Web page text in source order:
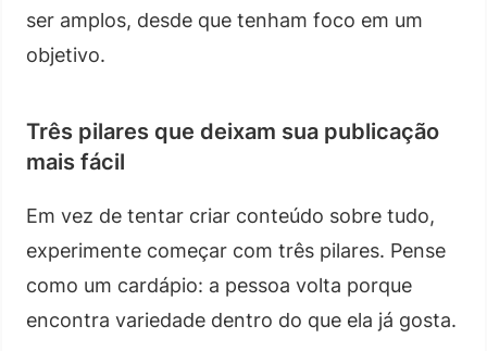
ser amplos, desde que tenham foco em um
objetivo.
Três pilares que deixam sua publicação
mais fácil
Em vez de tentar criar conteúdo sobre tudo,
experimente começar com três pilares. Pense
como um cardápio: a pessoa volta porque
encontra variedade dentro do que ela já gosta.